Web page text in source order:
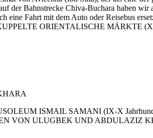
der Bahnstrecke Chiva-Buchara haben
Fahrt mit dem Auto oder Reisebus
ORIENTALISCHE MÄRKTE
ISMAIL SAMANI (IX-X
ULUGBEK UND ABDULAZIZ